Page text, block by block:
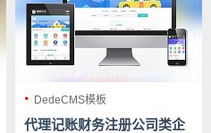
DedeCMS模板
代理记账财务注册公司类企